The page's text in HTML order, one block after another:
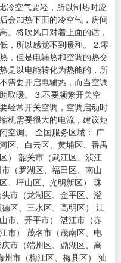
冷空气要轻，所以制热时应
会加热下面的冷空气，房间
。将吹风口对着上面的话，
，所以感觉不到暖和。 2.零
，但是电辅热和空调的热交
是以电能转化为热能的，所
需要开启电辅热，而当空调
取暖。 3.不要频繁开关空
经常开关空调，空调启动时
机需要很大的电流，建议短
空调。 全国服务区域： 广
区、白云区、黄埔区、番禺
） 韶关市（武江区、浈江
（罗湖区、福田区、南山
、坪山区、光明新区） 珠
市（龙湖区、金平区、澄
区、三水区、高明区） 江
市、开平市） 湛江市（赤
市） 茂名市（茂南区、电
市（端州区、鼎湖区、高
市（梅江区、梅县区） 汕